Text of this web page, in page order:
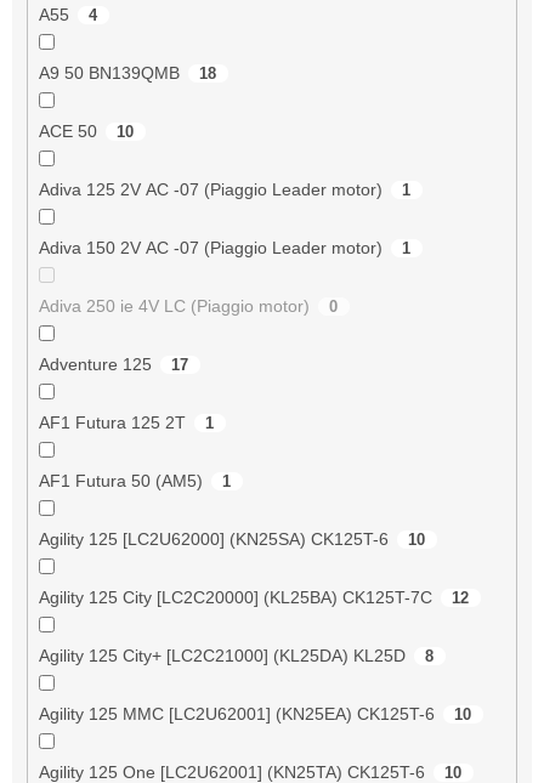
A55 4
A9 50 BN139QMB 18
ACE 50 10
Adiva 125 2V AC -07 (Piaggio Leader motor) 1
Adiva 150 2V AC -07 (Piaggio Leader motor) 1
Adiva 250 ie 4V LC (Piaggio motor) 0
Adventure 125 17
AF1 Futura 125 2T 1
AF1 Futura 50 (AM5) 1
Agility 125 [LC2U62000] (KN25SA) CK125T-6 10
Agility 125 City [LC2C20000] (KL25BA) CK125T-7C 12
Agility 125 City+ [LC2C21000] (KL25DA) KL25D 8
Agility 125 MMC [LC2U62001] (KN25EA) CK125T-6 10
Agility 125 One [LC2U62001] (KN25TA) CK125T-6 10